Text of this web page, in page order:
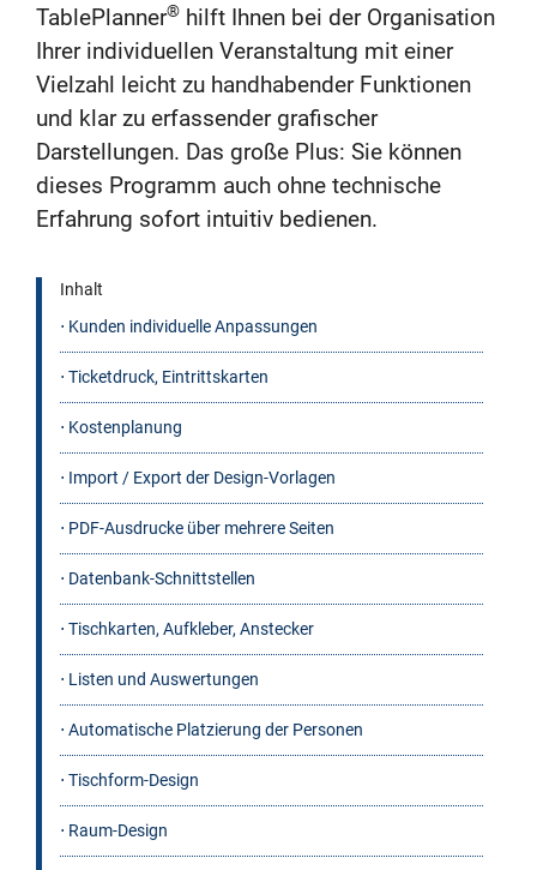
TablePlanner® hilft Ihnen bei der Organisation
Ihrer individuellen Veranstaltung mit einer
Vielzahl leicht zu handhabender Funktionen
und klar zu erfassender grafischer
Darstellungen. Das große Plus: Sie können
dieses Programm auch ohne technische
Erfahrung sofort intuitiv bedienen.
Inhalt
⋅ Kunden individuelle Anpassungen
⋅ Ticketdruck, Eintrittskarten
⋅ Kostenplanung
⋅ Import / Export der Design-Vorlagen
⋅ PDF-Ausdrucke über mehrere Seiten
⋅ Datenbank-Schnittstellen
⋅ Tischkarten, Aufkleber, Anstecker
⋅ Listen und Auswertungen
⋅ Automatische Platzierung der Personen
⋅ Tischform-Design
⋅ Raum-Design